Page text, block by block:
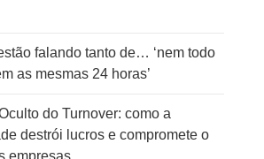
falando tanto de… ‘nem todo
as mesmas 24 horas’
do Turnover: como a
destrói lucros e compromete o
empresas